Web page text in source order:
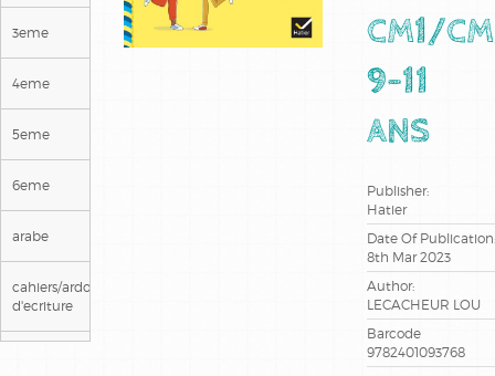
3eme
4eme
5eme
6eme
arabe
cahiers/ardoises
d'ecriture
CM1/
9-11
ANS
Publisher:
Hatier
Date Of Publication:
8th Mar 2023
Author:
LECACHEUR LOU
Barcode
9782401093768